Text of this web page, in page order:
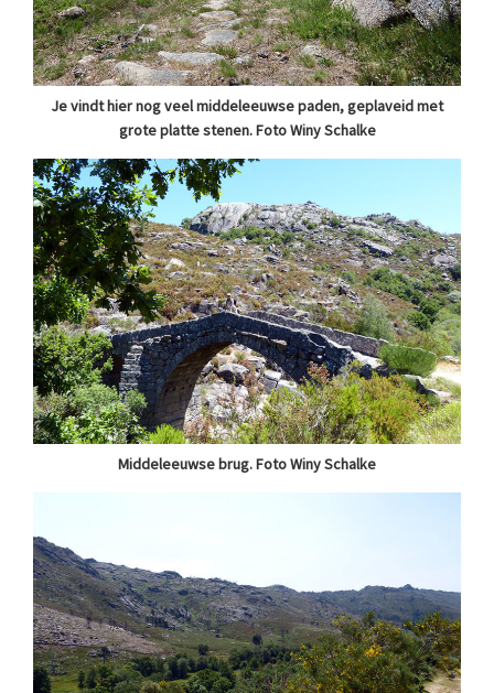
Je vindt hier nog veel middeleeuwse paden, geplaveid met
grote platte stenen. Foto Winy Schalke
Middeleeuwse brug. Foto Winy Schalke